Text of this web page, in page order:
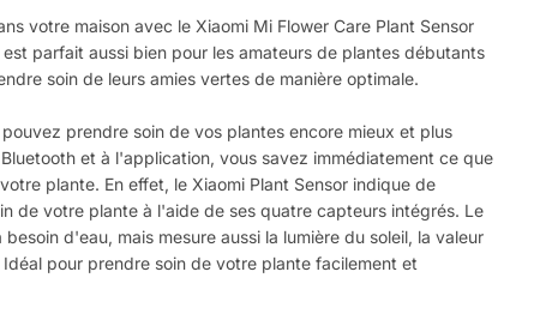
votre maison avec le Xiaomi Mi Flower Care Plant Sensor
parfait aussi bien pour les amateurs de plantes débutants
soin de leurs amies vertes de manière optimale.
prendre soin de vos plantes encore mieux et plus
et à l'application, vous savez immédiatement ce que
plante. En effet, le Xiaomi Plant Sensor indique de
de votre plante à l'aide de ses quatre capteurs intégrés. Le
d'eau, mais mesure aussi la lumière du soleil, la valeur
pour prendre soin de votre plante facilement et